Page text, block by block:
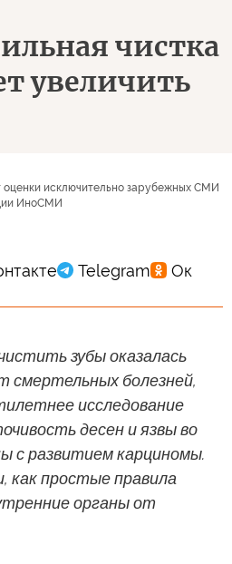
чистка
увеличить
исключительно зарубежных СМИ
ИноСМИ
зубы оказалась
смертельных болезней,
исследование
десен и язвы во
с развитием карциномы.
как простые правила
органы от